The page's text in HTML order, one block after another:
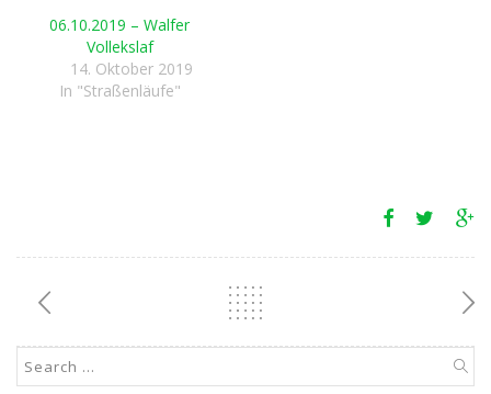
06.10.2019 – Walfer
Vollekslaf
14. Oktober 2019
In "Straßenläufe"